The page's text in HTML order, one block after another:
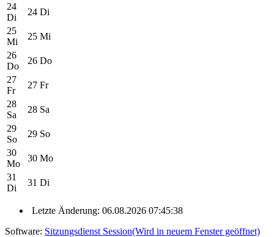
24
Di
24 Di
25
Mi
25 Mi
26
Do
26 Do
27
Fr
27 Fr
28
Sa
28 Sa
29
So
29 So
30
Mo
30 Mo
31
Di
31 Di
Letzte Änderung: 06.08.2026 07:45:38
Software: Sitzungsdienst Session(Wird in neuem Fenster geöffnet)